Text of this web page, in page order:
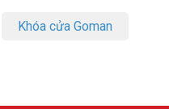
Khóa cửa Goman